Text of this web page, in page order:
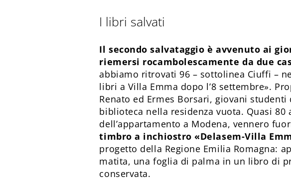
I libri salvati
Il secondo salvataggio è avvenuto ai
riemersi rocambolescamente da due
abbiamo ritrovati 96 – sottolinea Ciuffi –
libri a Villa Emma dopo l’8 settembre».
Renato ed Ermes Borsari, giovani
biblioteca nella residenza vuota. Quasi
dell’appartamento a Modena, vennero
timbro a inchiostro «Delasem-Villa
progetto della Regione Emilia Romagna:
matita, una foglia di palma in un libro di
conservata.